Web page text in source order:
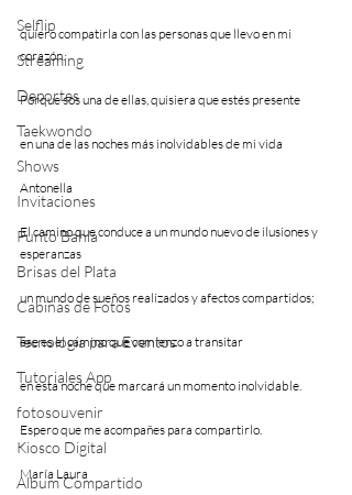
Selflip
Streaming
Deportes
Taekwondo
Shows
Invitaciones
Punto Bahía
Brisas del Plata
Cabinas de Fotos
Tecnología para Eventos
Tutoriales App
fotosouvenir
Kiosco Digital
Album Compartido
quiero compatirla con las personas que llevo en mi
corazón.
Porque sos una de ellas, quisiera que estés presente
en una de las noches más inolvidables de mi vida
Antonella
El camino que conduce a un mundo nuevo de ilusiones y
esperanzas
un mundo de sueños realizados y afectos compartidos;
ese es el camino que comienzo a transitar
en esta noche que marcará un momento inolvidable.
Espero que me acompañes para compartirlo.
María Laura